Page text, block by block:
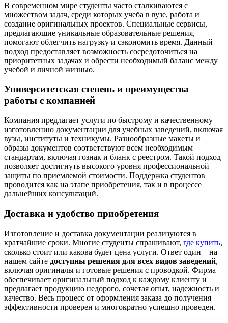
В современном мире студенты часто сталкиваются с
множеством задач, среди которых учеба в вузе, работа и
создание оригинальных проектов. Специальные сервисы,
предлагающие уникальные образовательные решения,
помогают облегчить нагрузку и сэкономить время. Данный
подход предоставляет возможность сосредоточиться на
приоритетных задачах и обрести необходимый баланс между
учебой и личной жизнью.
Университетская степень и преимущества
работы с компанией
Компания предлагает услуги по быстрому и качественному
изготовлению документации для учебных заведений, включая
вузы, институты и техникумы. Разнообразные макеты и
образы документов соответствуют всем необходимым
стандартам, включая гознак и бланк с реестром. Такой подход
позволяет достигнуть высокого уровня профессиональной
защиты по приемлемой стоимости. Поддержка студентов
проводится как на этапе приобретения, так и в процессе
дальнейших консультаций.
Доставка и удобство приобретения
Изготовление и доставка документации реализуются в
кратчайшие сроки. Многие студенты спрашивают, где купить,
сколько стоит или какова будет цена услуги. Ответ один – на
нашем сайте доступны решения для всех видов заведений,
включая оригиналы и готовые решения с проводкой. Фирма
обеспечивает оригинальный подход к каждому клиенту и
предлагает продукцию недорого, сочетая опыт, надежность и
качество. Весь процесс от оформления заказа до получения
эффективности проверен и многократно успешно проведен.